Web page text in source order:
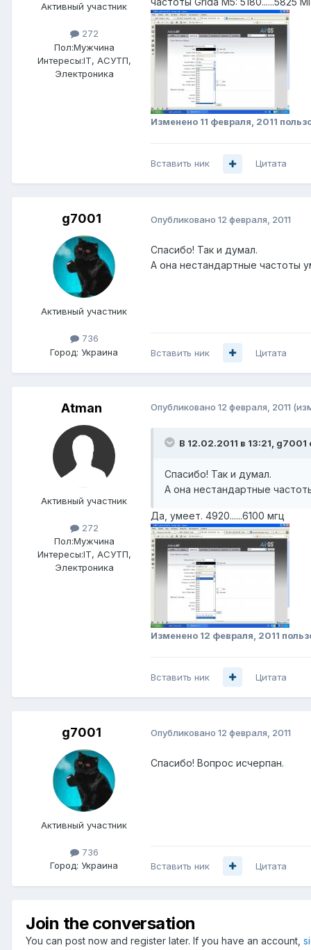
Активный участник
272
Пол:Мужчина
Интересы:IT, АСУТП,
Электроника
Изменено 11 февраля, 2011
Вставить ник Цитата
g7001
Активный участник
736
Город: Украина
Опубликовано 12 февраля, 2011
Спасибо! Так и думал.
А она нестандартные частоты
Вставить ник Цитата
Atman
Активный участник
272
Пол:Мужчина
Интересы:IT, АСУТП,
Электроника
Опубликовано 12 февраля, 2011
В 12.02.2011 в 13:21, g7001
Спасибо! Так и думал.
А она нестандартные
Да, умеет. 4920......6100 мгц
Изменено 12 февраля, 2011
Вставить ник Цитата
g7001
Активный участник
736
Город: Украина
Опубликовано 12 февраля, 2011
Спасибо! Вопрос исчерпан.
Вставить ник Цитата
Join the conversation
You can post now and register later. If you have an account,